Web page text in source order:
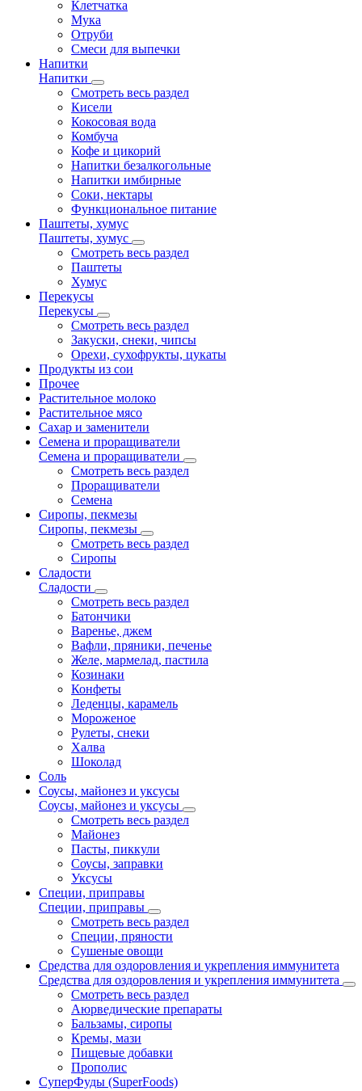
Клетчатка
Мука
Отруби
Смеси для выпечки
Напитки
Напитки
Смотреть весь раздел
Кисели
Кокосовая вода
Комбуча
Кофе и цикорий
Напитки безалкогольные
Напитки имбирные
Соки, нектары
Функциональное питание
Паштеты, хумус
Паштеты, хумус
Смотреть весь раздел
Паштеты
Хумус
Перекусы
Перекусы
Смотреть весь раздел
Закуски, снеки, чипсы
Орехи, сухофрукты, цукаты
Продукты из сои
Прочее
Растительное молоко
Растительное мясо
Сахар и заменители
Семена и проращиватели
Семена и проращиватели
Смотреть весь раздел
Проращиватели
Семена
Сиропы, пекмезы
Сиропы, пекмезы
Смотреть весь раздел
Сиропы
Сладости
Сладости
Смотреть весь раздел
Батончики
Варенье, джем
Вафли, пряники, печенье
Желе, мармелад, пастила
Козинаки
Конфеты
Леденцы, карамель
Мороженое
Рулеты, снеки
Халва
Шоколад
Соль
Соусы, майонез и уксусы
Соусы, майонез и уксусы
Смотреть весь раздел
Майонез
Пасты, пиккули
Соусы, заправки
Уксусы
Специи, приправы
Специи, приправы
Смотреть весь раздел
Специи, пряности
Сушеные овощи
Средства для оздоровления и укрепления иммунитета
Средства для оздоровления и укрепления иммунитета
Смотреть весь раздел
Аюрведические препараты
Бальзамы, сиропы
Кремы, мази
Пищевые добавки
Прополис
СуперФуды (SuperFoods)